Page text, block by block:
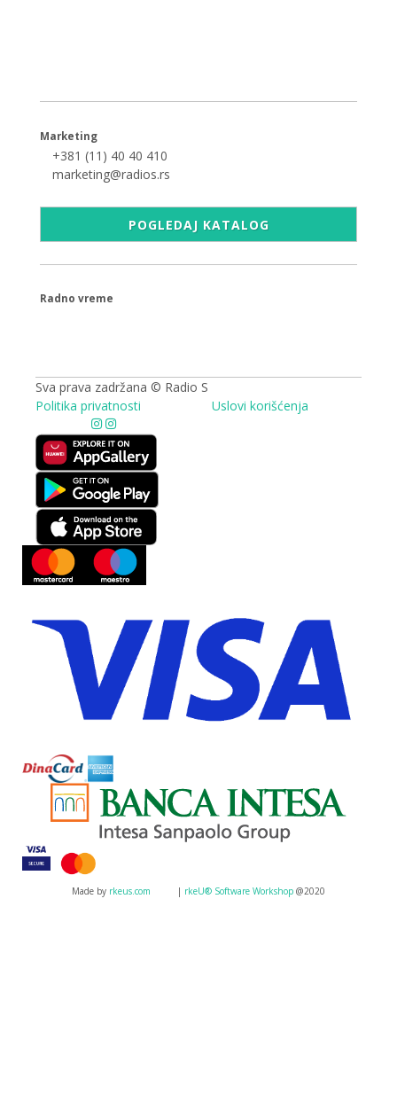
Marketing
+381 (11) 40 40 410
marketing@radios.rs
POGLEDAJ KATALOG
Radno vreme
Sva prava zadržana © Radio S
Politika privatnosti
Uslovi korišćenja
Made by rkeus.com | rkeU® Software Workshop @2020